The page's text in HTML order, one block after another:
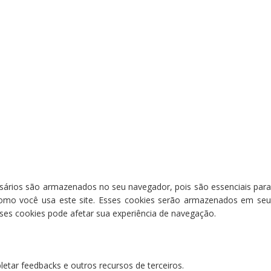
são armazenados no seu navegador, pois são essenciais para
você usa este site. Esses cookies serão armazenados em seu
cookies pode afetar sua experiência de navegação.
feedbacks e outros recursos de terceiros.